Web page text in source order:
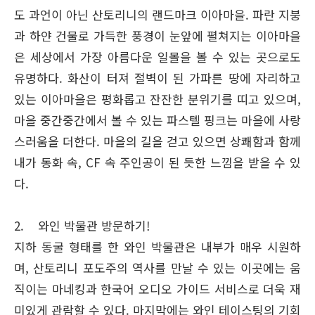
도 과언이 아닌 산토리니의 랜드마크 이아마을. 파란 지붕
과 하얀 건물로 가득한 풍경이 눈앞에 펼쳐지는 이아마을
은 세상에서 가장 아름다운 일몰을 볼 수 있는 곳으로도
유명하다. 화산이 터져 절벽이 된 가파른 땅에 자리하고
있는 이아마을은 평화롭고 잔잔한 분위기를 띠고 있으며,
마을 중간중간에서 볼 수 있는 파스텔 핑크는 마을에 사랑
스러움을 더한다. 마을의 길을 걷고 있으면 상쾌함과 함께
내가 동화 속, CF 속 주인공이 된 듯한 느낌을 받을 수 있
다.
2. 와인 박물관 방문하기!
지하 동굴 형태를 한 와인 박물관은 내부가 매우 시원하
며, 산토리니 포도주의 역사를 만날 수 있는 이곳에는 움
직이는 마네킹과 한국어 오디오 가이드 서비스로 더욱 재
미있게 관람할 수 있다. 마지막에는 와인 테이스팅의 기회